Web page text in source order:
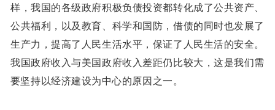
样，我国的各级政府积极负债投资都转化成了公共资产、
公共福利，以及教育、科学和国防，借债的同时也发展了
生产力，提高了人民生活水平，保证了人民生活的安全。
我国政府收入与美国政府收入差距仍比较大，这是我们需
要坚持以经济建设为中心的原因之一。